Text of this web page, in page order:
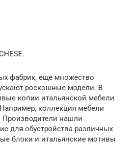
фабрик, еще множество
роскошные модели. В
копии итальянской мебели
коллекция мебели
нашли
для обустройства различных
блоки и итальянские мотивы